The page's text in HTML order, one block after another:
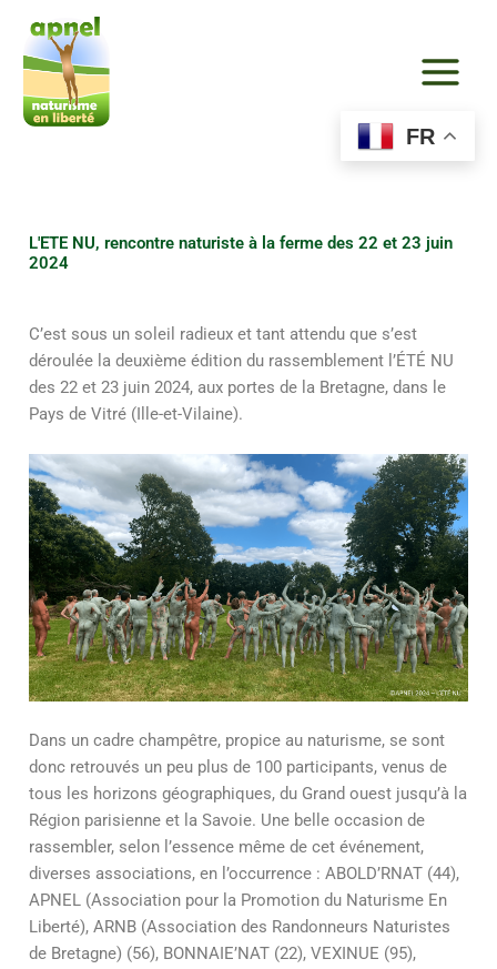
contenu
L'ETE NU, rencontre naturiste à la ferme des 22 et 23 juin
2024
C’est sous un soleil radieux et tant attendu que s’est
déroulée la deuxième édition du rassemblement l’ÉTÉ NU
des 22 et 23 juin 2024, aux portes de la Bretagne, dans le
Pays de Vitré (Ille-et-Vilaine).
Dans un cadre champêtre, propice au naturisme, se sont
donc retrouvés un peu plus de 100 participants, venus de
tous les horizons géographiques, du Grand ouest jusqu’à la
Région parisienne et la Savoie. Une belle occasion de
rassembler, selon l’essence même de cet événement,
diverses associations, en l’occurrence : ABOLD’RNAT (44),
APNEL (Association pour la Promotion du Naturisme En
Liberté), ARNB (Association des Randonneurs Naturistes
de Bretagne) (56), BONNAIE’NAT (22), VEXINUE (95),
FR